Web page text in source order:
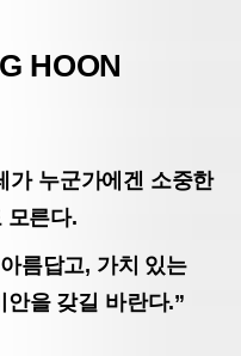
HOON
가 누군가에겐 소중한
모른다.
름답고, 가치 있는
안을 갖길 바란다.”